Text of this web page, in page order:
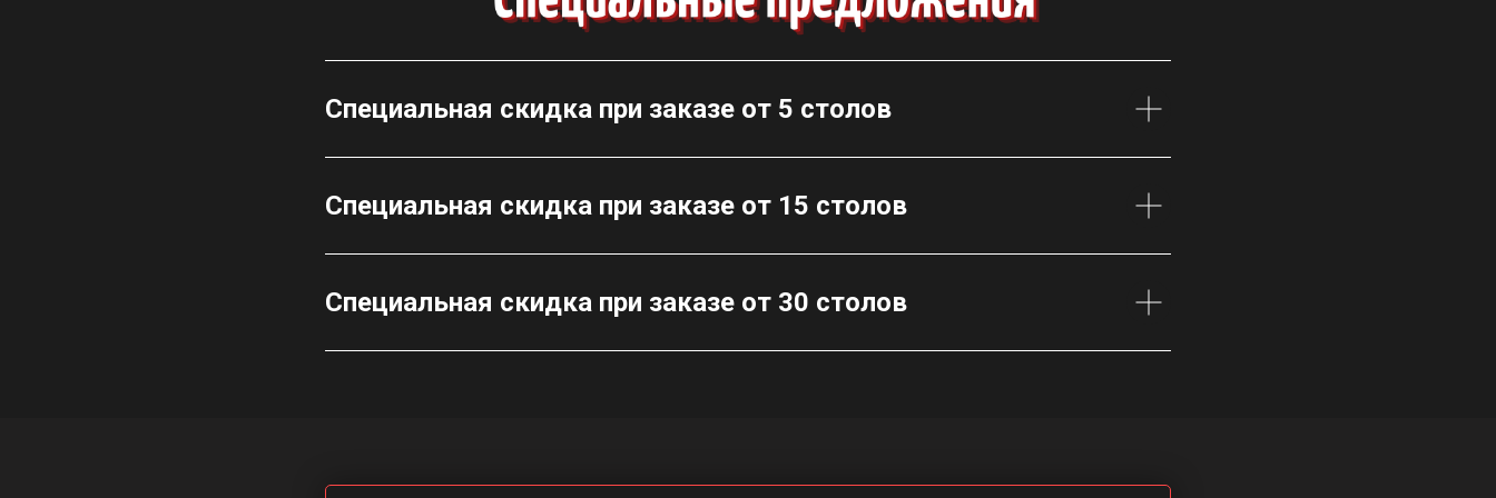
Специальная скидка при заказе от 5 столов
Специальная скидка при заказе от 15 столов
Специальная скидка при заказе от 30 столов